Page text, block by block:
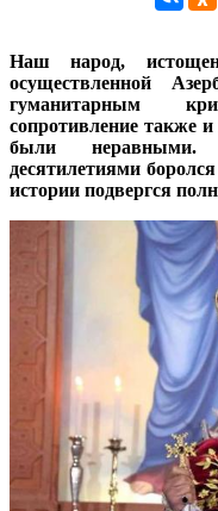
Наш народ,
осуществленной
гуманитарным
сопротивление также
были неравными.
десятилетиями
истории подвергся